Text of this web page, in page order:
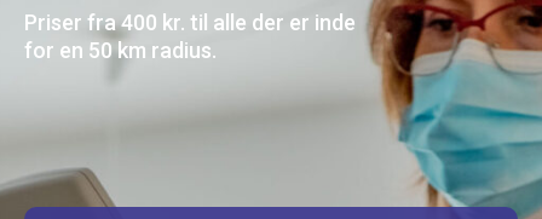
Priser fra 400 kr. til alle der er inde
for en 50 km radius.